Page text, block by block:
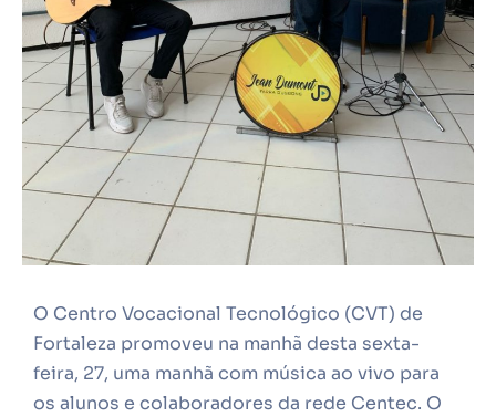
O Centro Vocacional Tecnológico (CVT) de
Fortaleza promoveu na manhã desta sexta-
feira, 27, uma manhã com música ao vivo para
os alunos e colaboradores da rede Centec. O